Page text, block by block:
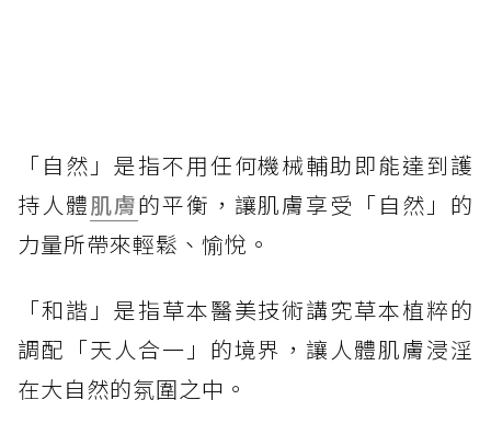
「自然」是指不用任何機械輔助即能達到護
持人體肌膚的平衡，讓肌膚享受「自然」的
力量所帶來輕鬆、愉悅。
「和諧」是指草本醫美技術講究草本植粹的
調配「天人合一」的境界，讓人體肌膚浸淫
在大自然的氛圍之中。